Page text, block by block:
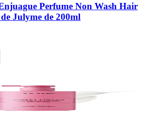
Perfume Non Wash Hair
Julyme de 200ml